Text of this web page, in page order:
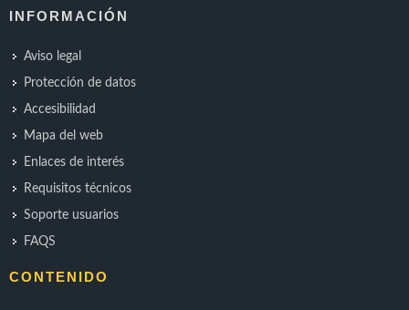
INFORMACIÓN
Aviso legal
Protección de datos
Accesibilidad
Mapa del web
Enlaces de interés
Requisitos técnicos
Soporte usuarios
FAQS
CONTENIDO